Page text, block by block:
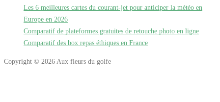
Les 6 meilleures cartes du courant-jet pour anticiper la météo en
Europe en 2026
Comparatif de plateformes gratuites de retouche photo en ligne
Comparatif des box repas éthiques en France
Copyright © 2026 Aux fleurs du golfe